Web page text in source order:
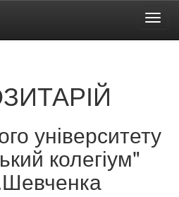
університету
колегіум"